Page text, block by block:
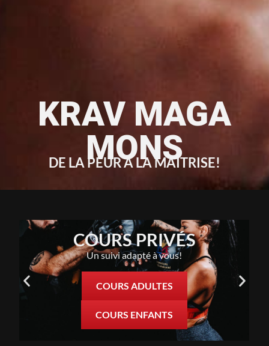
KRAV MAGA
MONS
DE LA PEUR À LA MAITRISE!
COURS PRIVÉS
Un suivi adapté à vous!
COURS ADULTES
COURS ENFANTS